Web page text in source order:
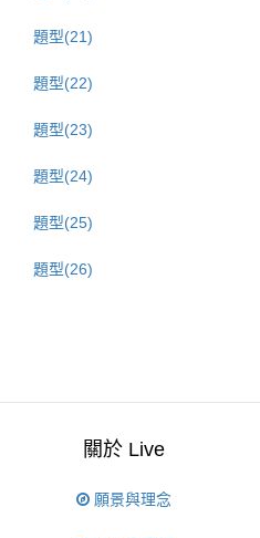
題型(21)
題型(22)
題型(23)
題型(24)
題型(25)
題型(26)
關於 Live
願景與理念